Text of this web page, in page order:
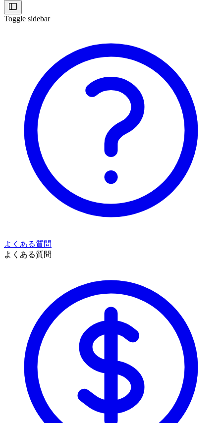
Toggle sidebar
よくある質問
よくある質問